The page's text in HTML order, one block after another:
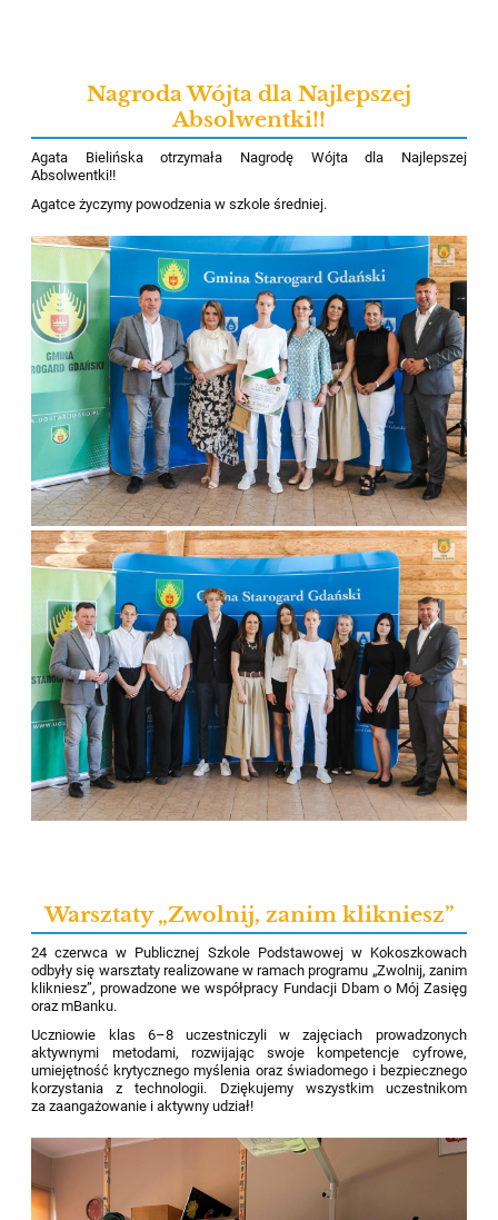
Nagroda Wójta dla Najlepszej
Absolwentki!!
Agata Bielińska otrzymała Nagrodę Wójta dla Najlepszej
Absolwentki!!
Agatce życzymy powodzenia w szkole średniej.
Warsztaty „Zwolnij, zanim klikniesz”
24 czerwca w Publicznej Szkole Podstawowej w Kokoszkowach
odbyły się warsztaty realizowane w ramach programu „Zwolnij, zanim
klikniesz”, prowadzone we współpracy Fundacji Dbam o Mój Zasięg
oraz mBanku.
Uczniowie klas 6–8 uczestniczyli w zajęciach prowadzonych
aktywnymi metodami, rozwijając swoje kompetencje cyfrowe,
umiejętność krytycznego myślenia oraz świadomego i bezpiecznego
korzystania z technologii. Dziękujemy wszystkim uczestnikom
za zaangażowanie i aktywny udział!